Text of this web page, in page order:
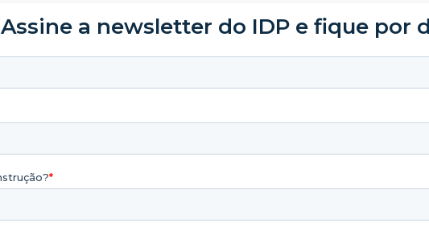
Assine a newsletter do IDP e fique por